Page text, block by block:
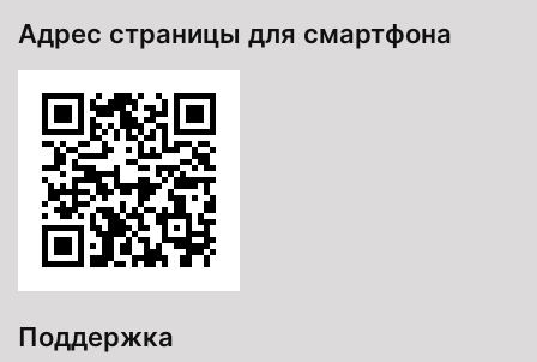
Адрес страницы для смартфона
Поддержка